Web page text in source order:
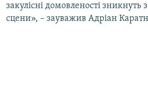
закулісні домовленості зникнуть
сцени», – зауважив Адріан